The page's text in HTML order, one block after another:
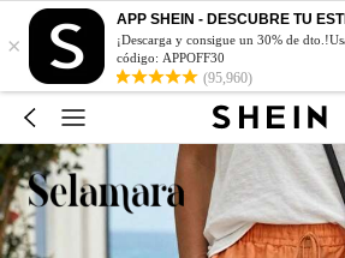
×
APP SHEIN - DESCUBRE TU
¡Descarga y consigue un 30% de
código: APPOFF30
(95,960)